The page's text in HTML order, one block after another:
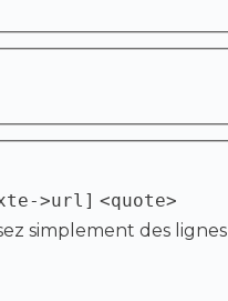
>url] <quote>
simplement des lignes